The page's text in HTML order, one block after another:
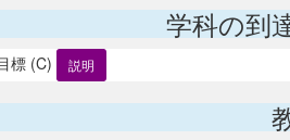
学科の到
標 (C) 説明